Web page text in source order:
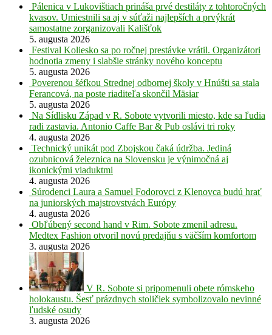
Pálenica v Lukovištiach prináša prvé destiláty z tohtoročných
kvasov. Umiestnili sa aj v súťaži najlepších a prvýkrát
samostatne zorganizovali Kališťok
5. augusta 2026
Festival Koliesko sa po ročnej prestávke vrátil. Organizátori
hodnotia zmeny i slabšie stránky nového konceptu
5. augusta 2026
Poverenou šéfkou Strednej odbornej školy v Hnúšti sa stala
Ferancová, na poste riaditeľa skončil Mäsiar
5. augusta 2026
Na Sídlisku Západ v R. Sobote vytvorili miesto, kde sa ľudia
radi zastavia. Antonio Caffe Bar & Pub oslávi tri roky
4. augusta 2026
Technický unikát pod Zbojskou čaká údržba. Jediná
ozubnicová železnica na Slovensku je výnimočná aj
ikonickými viaduktmi
4. augusta 2026
Súrodenci Laura a Samuel Fodorovci z Klenovca budú hrať
na juniorských majstrovstvách Európy
4. augusta 2026
Obľúbený second hand v Rim. Sobote zmenil adresu.
Medtex Fashion otvoril novú predajňu s väčším komfortom
3. augusta 2026
V R. Sobote si pripomenuli obete rómskeho
holokaustu. Šesť prázdnych stoličiek symbolizovalo nevinné
ľudské osudy
3. augusta 2026